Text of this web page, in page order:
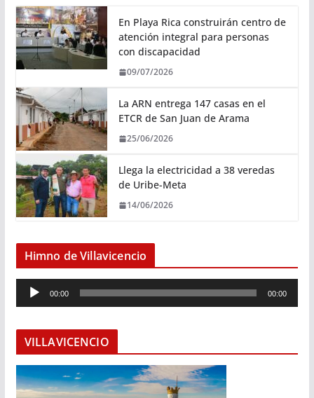
En Playa Rica construirán centro de
atención integral para personas
con discapacidad
09/07/2026
La ARN entrega 147 casas en el
ETCR de San Juan de Arama
25/06/2026
Llega la electricidad a 38 veredas
de Uribe-Meta
14/06/2026
Himno de Villavicencio
e
o
d
u
00:00 00:00
VILLAVICENCIO